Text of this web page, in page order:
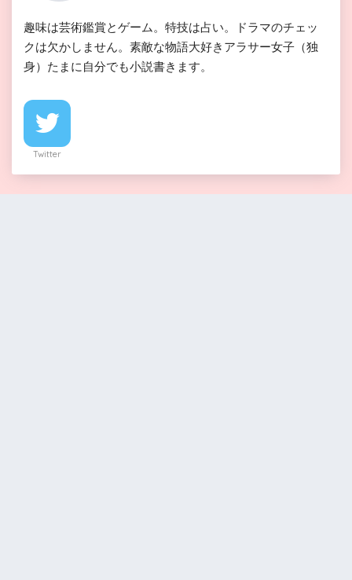
趣味は芸術鑑賞とゲーム。特技は占い。ドラマのチェッ
クは欠かしません。素敵な物語大好きアラサー女子（独
身）たまに自分でも小説書きます。
Twitter